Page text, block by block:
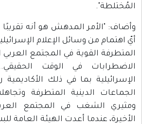
المُختلطة".
وأضاف: "الأمر المدهش هو أنه تقريبًا
أيّ اهتمام من وسائل الإعلام
المتطرفة القوية في المجتمع
الاضطرابات في الوقت
الإسرائيلية بما في ذلك
الجماعات الدينية المتطرفة
ومثيري الشغب في المجتمع
الأخيرة، عندما أعدت الهيئة العامة